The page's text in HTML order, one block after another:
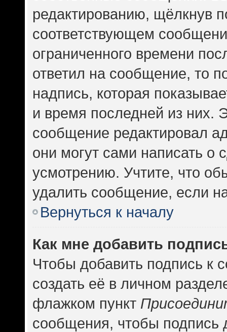
редактированию, щёлкнув
соответствующем
ограниченного времени
ответил на сообщение, то
надпись, которая
и время последней из них.
сообщение редактировал
они могут сами написать о
усмотрению. Учтите, что
удалить сообщение, если
Вернуться к началу
Как мне добавить
Чтобы добавить подпись
создать её в личном
флажком пункт
сообщения, чтобы подпись